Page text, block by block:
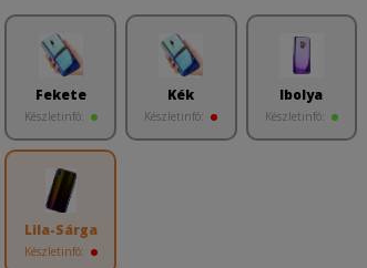
Fekete
Készletinfó:
Kék
Készletinfó:
Ibolya
Készletinfó:
Lila-Sárga
Készletinfó: